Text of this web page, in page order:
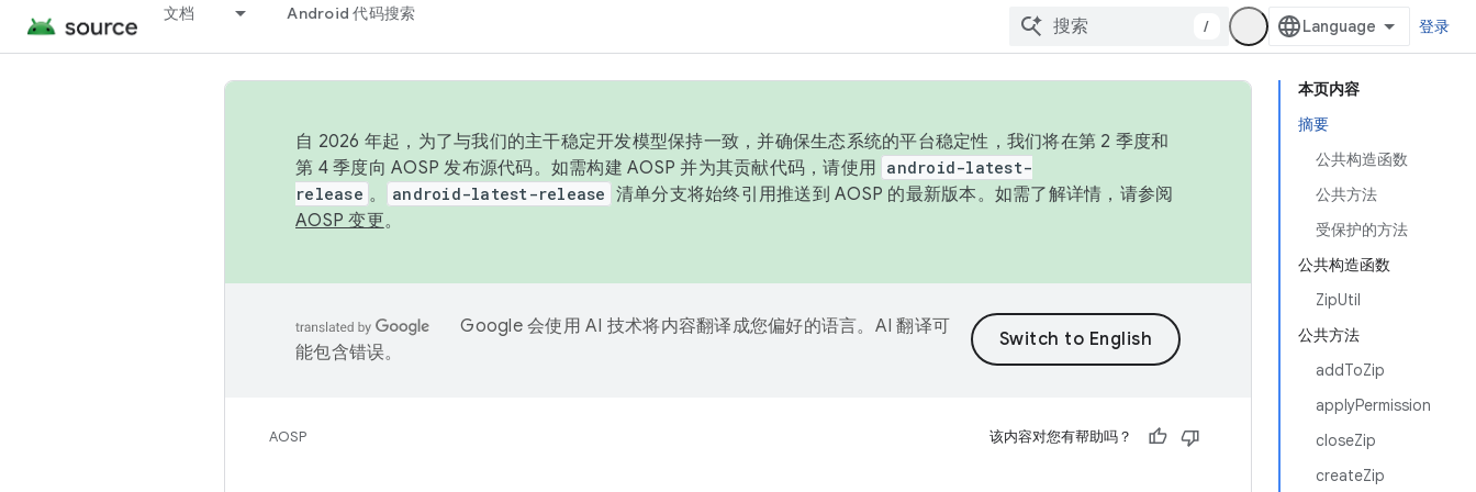
文档 Android 代码搜索
/ 登录
本页内容
摘要
公共构造函数
公共方法
受保护的方法
公共构造函数
ZipUtil
公共方法
addToZip
applyPermission
closeZip
createZip
自 2026 年起，为了与我们的主干稳定开发模型保持一致，并确保生态系统的平台稳定性，我们将在第 2 季度和
第 4 季度向 AOSP 发布源代码。如需构建 AOSP 并为其贡献代码，请使用 android-latest-
release 。 android-latest-release 清单分支将始终引用推送到 AOSP 的最新版本。如需了解详情，请参阅
AOSP 变更。
Google 会使用 AI 技术将内容翻译成您偏好的语言。AI 翻译可
能包含错误。
AOSP 该内容对您有帮助吗？